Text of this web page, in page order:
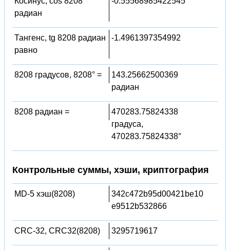
радиан
Тангенс, tg 8208 радиан
равно
-1.4961397354992
8208 градусов, 8208° =
143.25662500369
радиан
8208 радиан =
470283.75824338
градуса,
470283.75824338°
Контрольные суммы, хэши, криптография
MD-5 хэш(8208)
342c472b95d00421be10
e9512b532866
CRC-32, CRC32(8208) 3295719617